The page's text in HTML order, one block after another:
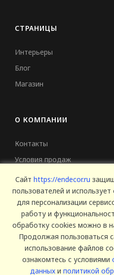
СТРАНИЦЫ
Интерьеры
Блог
Магазин
О КОМПАНИИ
Контакты
Условия продаж
Сертификаты
© 2025 Endecor.
Политика
Сайт https://endecor.ru
пользователей и
для персонализации
работу и
обработку cookies можно в
Продолжая пользоваться
использование файлов
ознакомтесь с условиями
данных и политикой